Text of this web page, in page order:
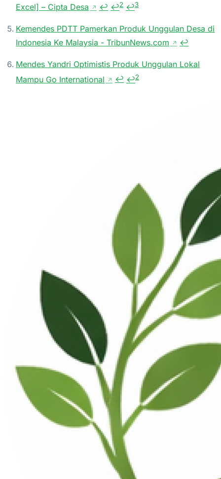
Excel] – Cipta Desa ↗ ↩ ↩2 ↩3
Kemendes PDTT Pamerkan Produk Unggulan Desa di
Indonesia Ke Malaysia - TribunNews.com ↗ ↩
Mendes Yandri Optimistis Produk Unggulan Lokal
Mampu Go International ↗ ↩ ↩2